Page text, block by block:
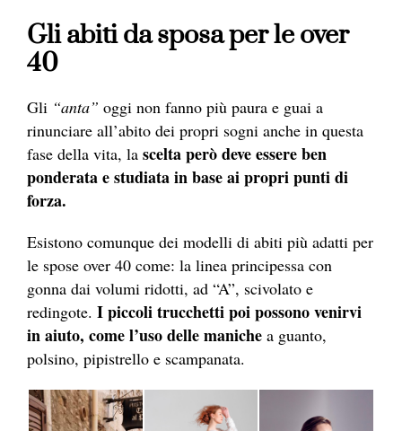
Gli abiti da sposa per le over
40
Gli “anta” oggi non fanno più paura e guai a
rinunciare all’abito dei propri sogni anche in questa
fase della vita, la scelta però deve essere ben
ponderata e studiata in base ai propri punti di
forza.
Esistono comunque dei modelli di abiti più adatti per
le spose over 40 come: la linea principessa con
gonna dai volumi ridotti, ad “A”, scivolato e
redingote. I piccoli trucchetti poi possono venirvi
in aiuto, come l’uso delle maniche a guanto,
polsino, pipistrello e scampanata.